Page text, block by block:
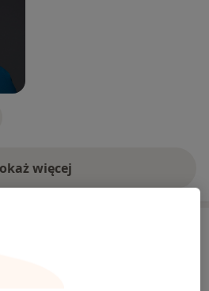
więcej
o doświadczeniu